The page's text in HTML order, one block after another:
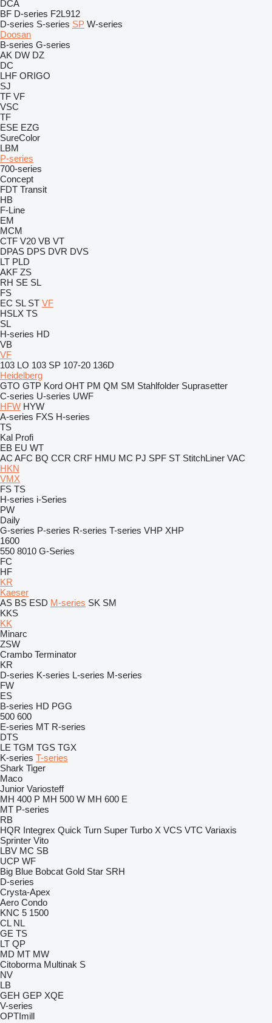
DCA
BF D-series F2L912
D-series S-series SP W-series
Doosan
B-series G-series
AK DW DZ
DC
LHF ORIGO
SJ
TF VF
VSC
TF
ESE EZG
SureColor
LBM
P-series
700-series
Concept
FDT Transit
HB
F-Line
EM
MCM
CTF V20 VB VT
DPAS DPS DVR DVS
LT PLD
AKF ZS
RH SE SL
FS
EC SL ST VF
HSLX TS
SL
H-series HD
VB
VF
103 LO 103 SP 107-20 136D
Heidelberg
GTO GTP Kord OHT PM QM SM Stahlfolder Suprasetter
C-series U-series UWF
HFW HYW
A-series FXS H-series
TS
Kal Profi
EB EU WT
AC AFC BQ CCR CRF HMU MC PJ SPF ST StitchLiner VAC
HKN
VMX
FS TS
H-series i-Series
PW
Daily
G-series P-series R-series T-series VHP XHP
1600
550 8010 G-Series
FC
HF
KR
Kaeser
AS BS ESD M-series SK SM
KKS
KK
Minarc
ZSW
Crambo Terminator
KR
D-series K-series L-series M-series
FW
ES
B-series HD PGG
500 600
E-series MT R-series
DTS
LE TGM TGS TGX
K-series T-series
Shark Tiger
Maco
Junior Variosteff
MH 400 P MH 500 W MH 600 E
MT P-series
RB
HQR Integrex Quick Turn Super Turbo X VCS VTC Variaxis
Sprinter Vito
LBV MC SB
UCP WF
Big Blue Bobcat Gold Star SRH
D-series
Crysta-Apex
Aero Condo
KNC 5 1500
CL NL
GE TS
LT QP
MD MT MW
Citoborma Multinak S
NV
LB
GEH GEP XQE
V-series
OPTImill